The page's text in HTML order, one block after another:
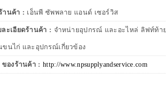
านค้า : เอ็นพี ซัพพลาย แอนด์ เซอร์วิส
ละเอียดร้านค้า : จำหน่ายอุปกรณ์ และอะไหล่ ลิฟท์ท้า
ขนไก่ และอุปกรณ์เกี่ยวข้อง
ของร้านค้า : http://www.npsupplyandservice.com